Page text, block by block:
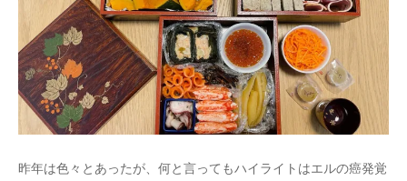
昨年は色々とあったが、何と言ってもハイライトはエルの癌発覚